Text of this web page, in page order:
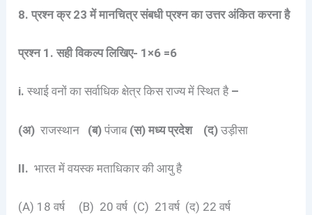
8. प्रश्न क्र 23 में मानचित्र संबधी प्रश्न का उत्तर अंकित करना है
प्रश्न 1. सही विकल्प लिखिए- 1×6 =6
i. स्थाई वनों का सर्वाधिक क्षेत्र किस राज्य में स्थित है –
(अ) राजस्थान (ब)पंजाब (स) मध्य प्रदेश (द)उड़ीसा
II. भारत में वयस्क मताधिकार की आयु है
(A) 18 वर्ष (B) 20 वर्ष (C) 21वर्ष (द) 22 वर्ष